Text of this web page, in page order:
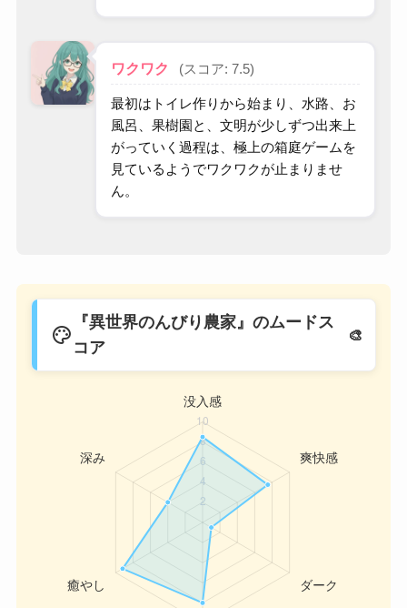
ワクワク (スコア: 7.5)
最初はトイレ作りから始まり、水路、お
風呂、果樹園と、文明が少しずつ出来上
がっていく過程は、極上の箱庭ゲームを
見ているようでワクワクが止まりませ
ん。
palette
『異世界のんびり農家』のムードス
コア